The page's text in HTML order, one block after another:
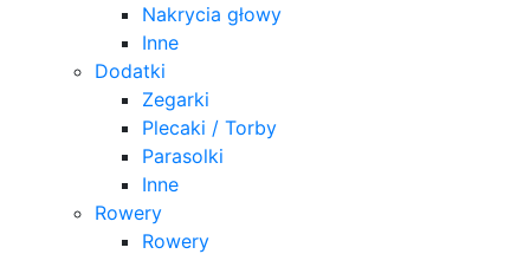
Nakrycia głowy
Inne
Dodatki
Zegarki
Plecaki / Torby
Parasolki
Inne
Rowery
Rowery